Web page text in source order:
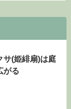
サ(姫緋扇)は庭
がる